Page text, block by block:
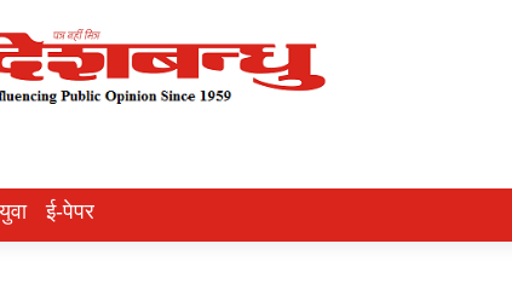
युवा ई-पेपर